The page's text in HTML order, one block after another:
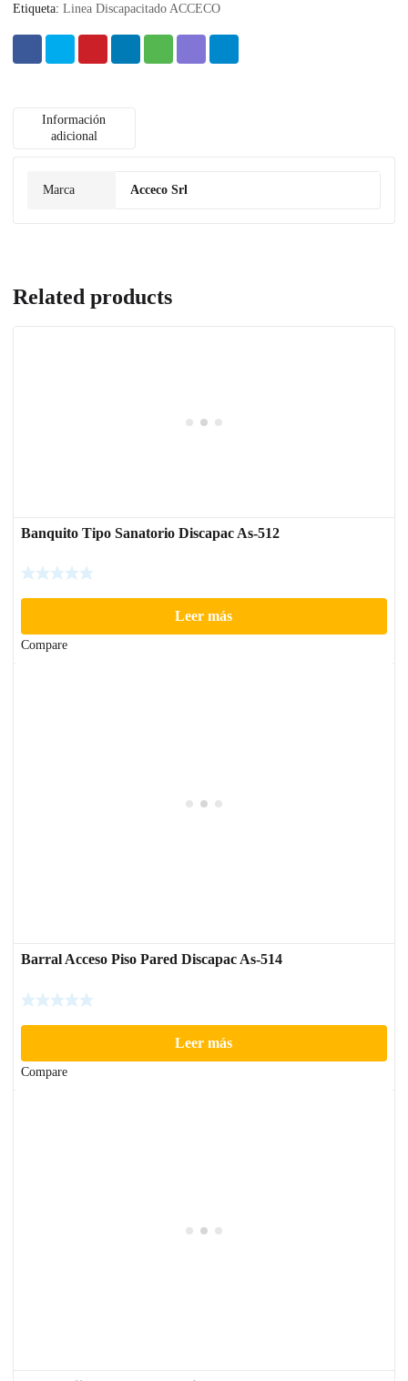
Etiqueta: Linea Discapacitado ACCECO
Información
adicional
Marca Acceco Srl
Related products
Banquito Tipo Sanatorio Discapac As-512
Leer más
Compare
Barral Acceso Piso Pared Discapac As-514
Leer más
Compare